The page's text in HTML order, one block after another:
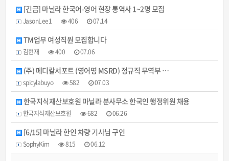
[긴급] 마닐라 한국어-영어 현장 통역사 1~2명 모집
JasonLee1 406 07.14
TM업무 여성직원 모집합니다
김현재 400 07.06
(주) 메디칼서포트 (영어명 MSRD) 정규직 무역부 …
spicylabuyo 582 07.03
한국지식재산보호원 마닐라 분사무소 한국인 행정위원 채용
한국지식재산보호원 682 06.26
[6/15] 마닐라 한인 차량 기사님 구인
SophyKim 815 06.12